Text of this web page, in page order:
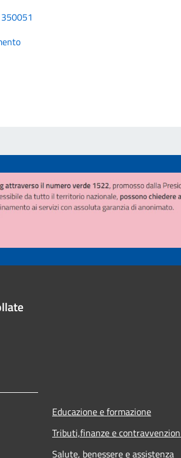
Educazione e formazione
Tributi,finanze e
Salute, benessere e assistenza